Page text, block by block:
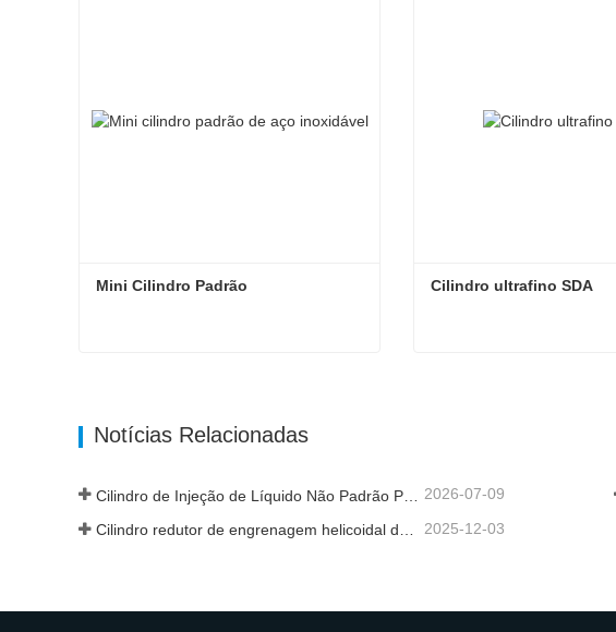
Mini Cilindro Padrão Cilindro ultrafino SDA
Notícias Relacionadas
2026-07-09
2025-12-03